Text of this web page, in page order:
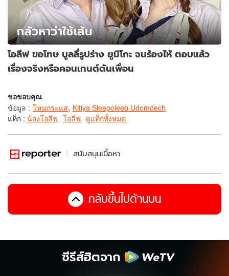
โอลีฟ ขอโทษ บูลลี่รูปร่าง ยูมิโกะ จนร้องไห้ ตอบแล้ว
เรื่องจริงหรือคอนเทนต์ดันเพื่อน
ขอขอบคุณ
ข้อมูล : โหนกระแส, Kitiya Sleepoleeb Udomdech
แท็ก : น้องโอลีฟ โอลีฟ ดูแท็กทั้งหมด
สนับสนุนเนื้อหา
กลับขึ้นไปด้านบน
ซีรีส์ฮิตจาก